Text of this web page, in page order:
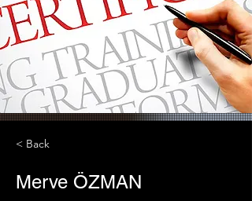
< Back
Merve ÖZMAN